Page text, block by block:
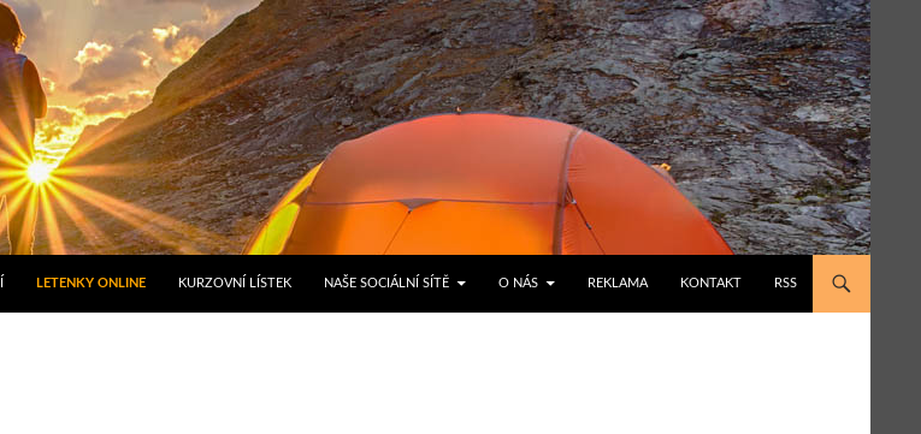
LETENKY ONLINE KURZOVNÍ LÍSTEK NAŠE SOCIÁLNÍ SÍTĚ O NÁS REKLAMA KONTAKT RSS